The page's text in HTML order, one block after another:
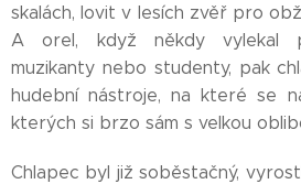
skalách, lovit v lesích zvěř pro
A orel, když někdy vylekal
muzikanty nebo studenty, pak
hudební nástroje, na které se
kterých si brzo sám s velkou
Chlapec byl již soběstačný,